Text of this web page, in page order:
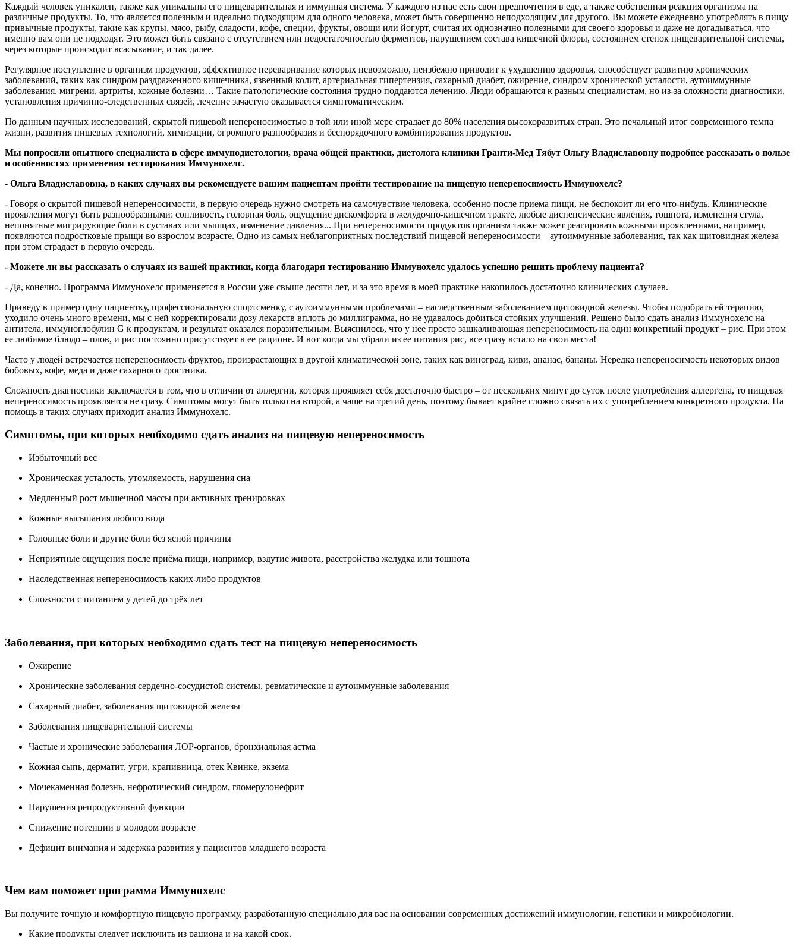
Каждый человек уникален, также как уникальны его пищеварительная и иммунная система. У каждого из нас есть свои предпочтения в еде, а также собственная реакция организма на
различные продукты. То, что является полезным и идеально подходящим для одного человека, может быть совершенно неподходящим для другого. Вы можете ежедневно употреблять в пищу
привычные продукты, такие как крупы, мясо, рыбу, сладости, кофе, специи, фрукты, овощи или йогурт, считая их однозначно полезными для своего здоровья и даже не догадываться, что
именно вам они не подходят. Это может быть связано с отсутствием или недостаточностью ферментов, нарушением состава кишечной флоры, состоянием стенок пищеварительной системы,
через которые происходит всасывание, и так далее.
Регулярное поступление в организм продуктов, эффективное переваривание которых невозможно, неизбежно приводит к ухудшению здоровья, способствует развитию хронических
заболеваний, таких как синдром раздраженного кишечника, язвенный колит, артериальная гипертензия, сахарный диабет, ожирение, синдром хронической усталости, аутоиммунные
заболевания, мигрени, артриты, кожные болезни… Такие патологические состояния трудно поддаются лечению. Люди обращаются к разным специалистам, но из-за сложности диагностики,
установления причинно-следственных связей, лечение зачастую оказывается симптоматическим.
По данным научных исследований, скрытой пищевой непереносимостью в той или иной мере страдает до 80% населения высокоразвитых стран. Это печальный итог современного темпа
жизни, развития пищевых технологий, химизации, огромного разнообразия и беспорядочного комбинирования продуктов.
Мы попросили опытного специалиста в сфере иммунодиетологии, врача общей практики, диетолога клиники Гранти-Мед Тябут Ольгу Владиславовну подробнее рассказать о пользе
и особенностях применения тестирования Иммунохелс.
- Ольга Владиславовна, в каких случаях вы рекомендуете вашим пациентам пройти тестирование на пищевую непереносимость Иммунохелс?
- Говоря о скрытой пищевой непереносимости, в первую очередь нужно смотреть на самочувствие человека, особенно после приема пищи, не беспокоит ли его что-нибудь. Клинические
проявления могут быть разнообразными: сонливость, головная боль, ощущение дискомфорта в желудочно-кишечном тракте, любые диспепсические явления, тошнота, изменения стула,
непонятные мигрирующие боли в суставах или мышцах, изменение давления... При непереносимости продуктов организм также может реагировать кожными проявлениями, например,
появляются подростковые прыщи во взрослом возрасте. Одно из самых неблагоприятных последствий пищевой непереносимости – аутоиммунные заболевания, так как щитовидная железа
при этом страдает в первую очередь.
- Можете ли вы рассказать о случаях из вашей практики, когда благодаря тестированию Иммунохелс удалось успешно решить проблему пациента?
- Да, конечно. Программа Иммунохелс применяется в России уже свыше десяти лет, и за это время в моей практике накопилось достаточно клинических случаев.
Приведу в пример одну пациентку, профессиональную спортсменку, с аутоиммунными проблемами – наследственным заболеванием щитовидной железы. Чтобы подобрать ей терапию,
уходило очень много времени, мы с ней корректировали дозу лекарств вплоть до миллиграмма, но не удавалось добиться стойких улучшений. Решено было сдать анализ Иммунохелс на
антитела, иммуноглобулин G к продуктам, и результат оказался поразительным. Выяснилось, что у нее просто зашкаливающая непереносимость на один конкретный продукт – рис. При этом
ее любимое блюдо – плов, и рис постоянно присутствует в ее рационе. И вот когда мы убрали из ее питания рис, все сразу встало на свои места!
Часто у людей встречается непереносимость фруктов, произрастающих в другой климатической зоне, таких как виноград, киви, ананас, бананы. Нередка непереносимость некоторых видов
бобовых, кофе, меда и даже сахарного тростника.
Сложность диагностики заключается в том, что в отличии от аллергии, которая проявляет себя достаточно быстро – от нескольких минут до суток после употребления аллергена, то пищевая
непереносимость проявляется не сразу. Симптомы могут быть только на второй, а чаще на третий день, поэтому бывает крайне сложно связать их с употреблением конкретного продукта. На
помощь в таких случаях приходит анализ Иммунохелс.
Симптомы, при которых необходимо сдать анализ на пищевую непереносимость
Избыточный вес
Хроническая усталость, утомляемость, нарушения сна
Медленный рост мышечной массы при активных тренировках
Кожные высыпания любого вида
Головные боли и другие боли без ясной причины
Неприятные ощущения после приёма пищи, например, вздутие живота, расстройства желудка или тошнота
Наследственная непереносимость каких-либо продуктов
Сложности с питанием у детей до трёх лет
Заболевания, при которых необходимо сдать тест на пищевую непереносимость
Ожирение
Хронические заболевания сердечно-сосудистой системы, ревматические и аутоиммунные заболевания
Сахарный диабет, заболевания щитовидной железы
Заболевания пищеварительной системы
Частые и хронические заболевания ЛОР-органов, бронхиальная астма
Кожная сыпь, дерматит, угри, крапивница, отек Квинке, экзема
Мочекаменная болезнь, нефротический синдром, гломерулонефрит
Нарушения репродуктивной функции
Снижение потенции в молодом возрасте
Дефицит внимания и задержка развития у пациентов младшего возраста
Чем вам поможет программа Иммунохелс
Вы получите точную и комфортную пищевую программу, разработанную специально для вас на основании современных достижений иммунологии, генетики и микробиологии.
Какие продукты следует исключить из рациона и на какой срок.